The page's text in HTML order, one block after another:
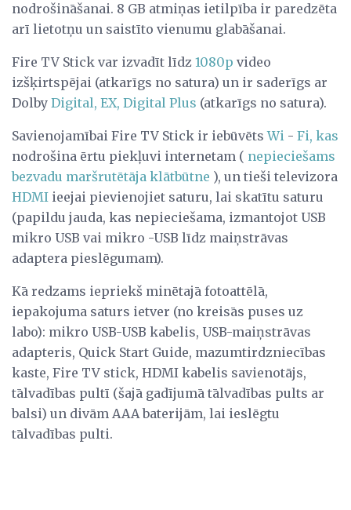
nodrošināšanai. 8 GB atmiņas ietilpība ir paredzēta
arī lietotņu un saistīto vienumu glabāšanai.
Fire TV Stick var izvadīt līdz 1080p video
izšķirtspējai (atkarīgs no satura) un ir saderīgs ar
Dolby Digital, EX, Digital Plus (atkarīgs no satura).
Savienojamībai Fire TV Stick ir iebūvētsWi - Fi, kas
nodrošina ērtu piekļuvi internetam ( nepieciešams
bezvadu maršrutētāja klātbūtne ), un tieši televizora
HDMI ieejai pievienojiet saturu, lai skatītu saturu
(papildu jauda, ​​kas nepieciešama, izmantojot USB
mikro USB vai mikro -USB līdz maiņstrāvas
adaptera pieslēgumam).
Kā redzams iepriekš minētajā fotoattēlā,
iepakojuma saturs ietver (no kreisās puses uz
labo): mikro USB-USB kabelis, USB-maiņstrāvas
adapteris, Quick Start Guide, mazumtirdzniecības
kaste, Fire TV stick, HDMI kabelis savienotājs,
tālvadības pultī (šajā gadījumā tālvadības pults ar
balsi) un divām AAA baterijām, lai ieslēgtu
tālvadības pulti.